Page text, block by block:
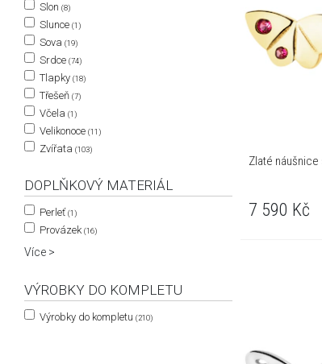
Slon (8)
Slunce (1)
Sova (19)
Srdce (74)
Tlapky (18)
Třešeň (7)
Včela (1)
Velikonoce (11)
Zvířata (103)
DOPLŇKOVÝ MATERIÁL
Perleť(1)
Provázek(16)
Více >
VÝROBKY DO KOMPLETU
Výrobky do kompletu (210)
Zlaté
7 590 Kč